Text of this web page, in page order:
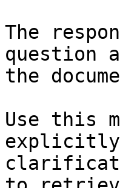
The
question
the
Use this
explicitly